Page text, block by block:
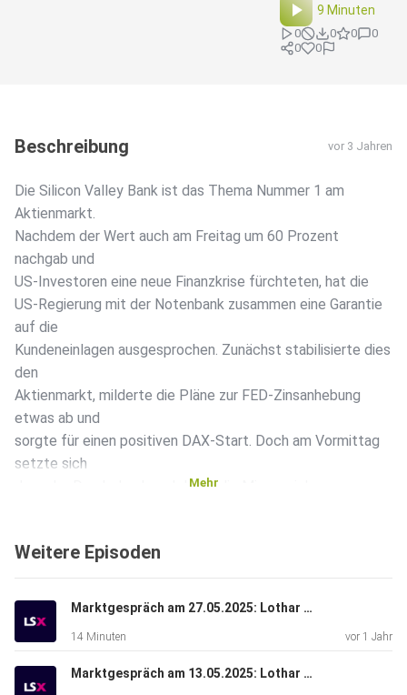
9 Minuten
0 0 0
0
0
0
Beschreibung vor 3 Jahren
Die Silicon Valley Bank ist das Thema Nummer 1 am
Aktienmarkt.
Nachdem der Wert auch am Freitag um 60 Prozent
nachgab und
US-Investoren eine neue Finanzkrise fürchteten, hat die
US-Regierung mit der Notenbank zusammen eine Garantie
auf die
Kundeneinlagen ausgesprochen. Zunächst stabilisierte dies
den
Aktienmarkt, milderte die Pläne zur FED-Zinsanhebung
etwas ab und
sorgte für einen positiven DAX-Start. Doch am Vormittag
setzte sich
dann der Druck durch und damit die Minuszeichen.
Mehr
Weitere Episoden
Marktgespräch am 27.05.2025: Lothar Albert & Lars Erichsen
14 Minuten vor 1 Jahr
Marktgespräch am 13.05.2025: Lothar Albert & René Berteit